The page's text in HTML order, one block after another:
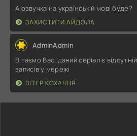
А озвучка на українській мові буде?
ЗАХИСТИТИ АЙДОЛА
AdminAdmin
Вітаємо Вас, даний серіал є
записів у мережі
ВІТЕР КОХАННЯ